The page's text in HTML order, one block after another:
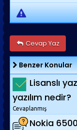
Cevap Yaz
Benzer Konular
Lisanslı
yazılım nedir?
Cevaplanmış
Nokia